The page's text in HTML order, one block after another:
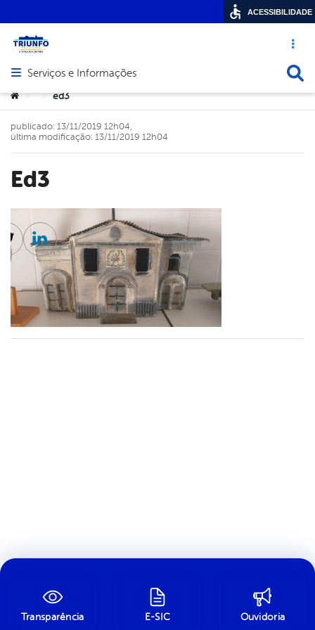
Acesso
Abrir menu principal de navegação
Serviços e Informações
Você está aqui:
> > ed3
ed3
publicado: 13/11/2019 12h04,
última modificação: 13/11/2019 12h04
Twitter
Linkedin
Transparência E-SIC Ouvidoria
ACESSIBILIDADE